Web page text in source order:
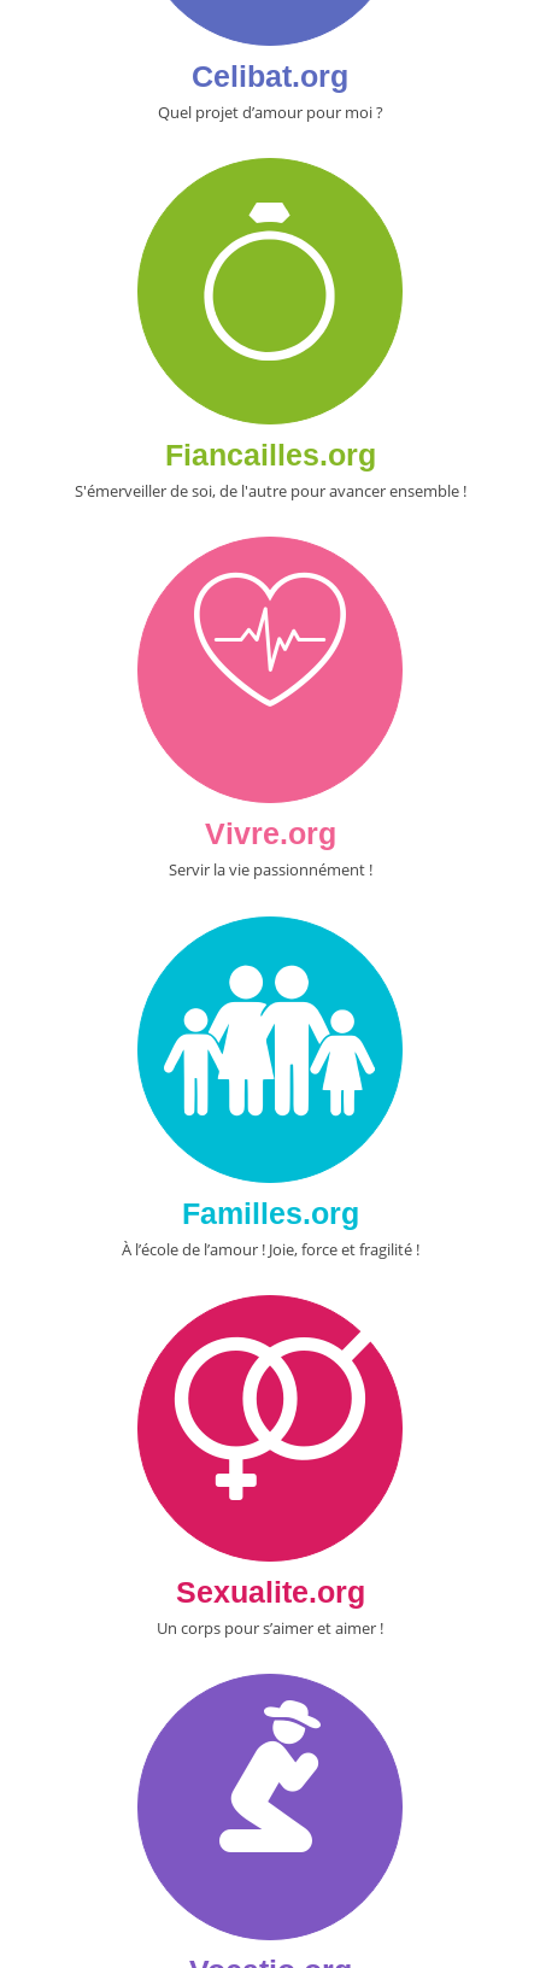
Celibat.org
Quel projet d’amour pour moi ?
Fiancailles.org
S'émerveiller de soi, de l'autre pour avancer ensemble !
Vivre.org
Servir la vie passionnément !
Familles.org
À l’école de l’amour ! Joie, force et fragilité !
Sexualite.org
Un corps pour s’aimer et aimer !